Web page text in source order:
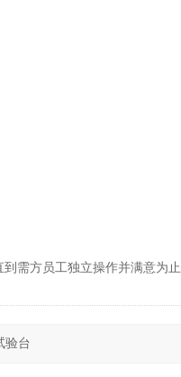
需方员工独立操作并满意为